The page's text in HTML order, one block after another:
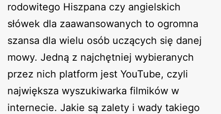
rodowitego Hiszpana czy angielskich
słówek dla zaawansowanych to ogromna
szansa dla wielu osób uczących się danej
mowy. Jedną z najchętniej wybieranych
przez nich platform jest YouTube, czyli
największa wyszukiwarka filmików w
internecie. Jakie są zalety i wady takiego